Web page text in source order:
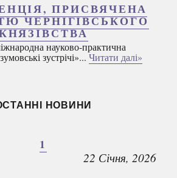
ПРИСВЯЧЕНА
ЧЕРНІГІВСЬКОГО
науково-практична
зустрічі»... Читати далі»
НОВИНИ
1
22 Січня, 2026